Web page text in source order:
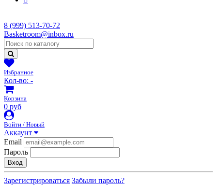
8 (999) 513-70-72
Basketroom@inbox.ru
Избранное
Кол-во: -
Корзина
0 руб
Войти / Новый
Аккаунт
Email
Пароль
Вход
Зарегистрироваться Забыли пароль?